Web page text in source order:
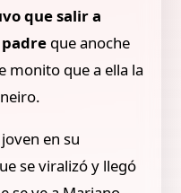
que salir a
que anoche
monito que a ella la
en su
se viralizó y llegó